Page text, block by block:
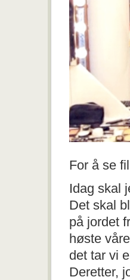
For å se
Idag skal
Det skal
på jordet
høste
det tar vi
Deretter,